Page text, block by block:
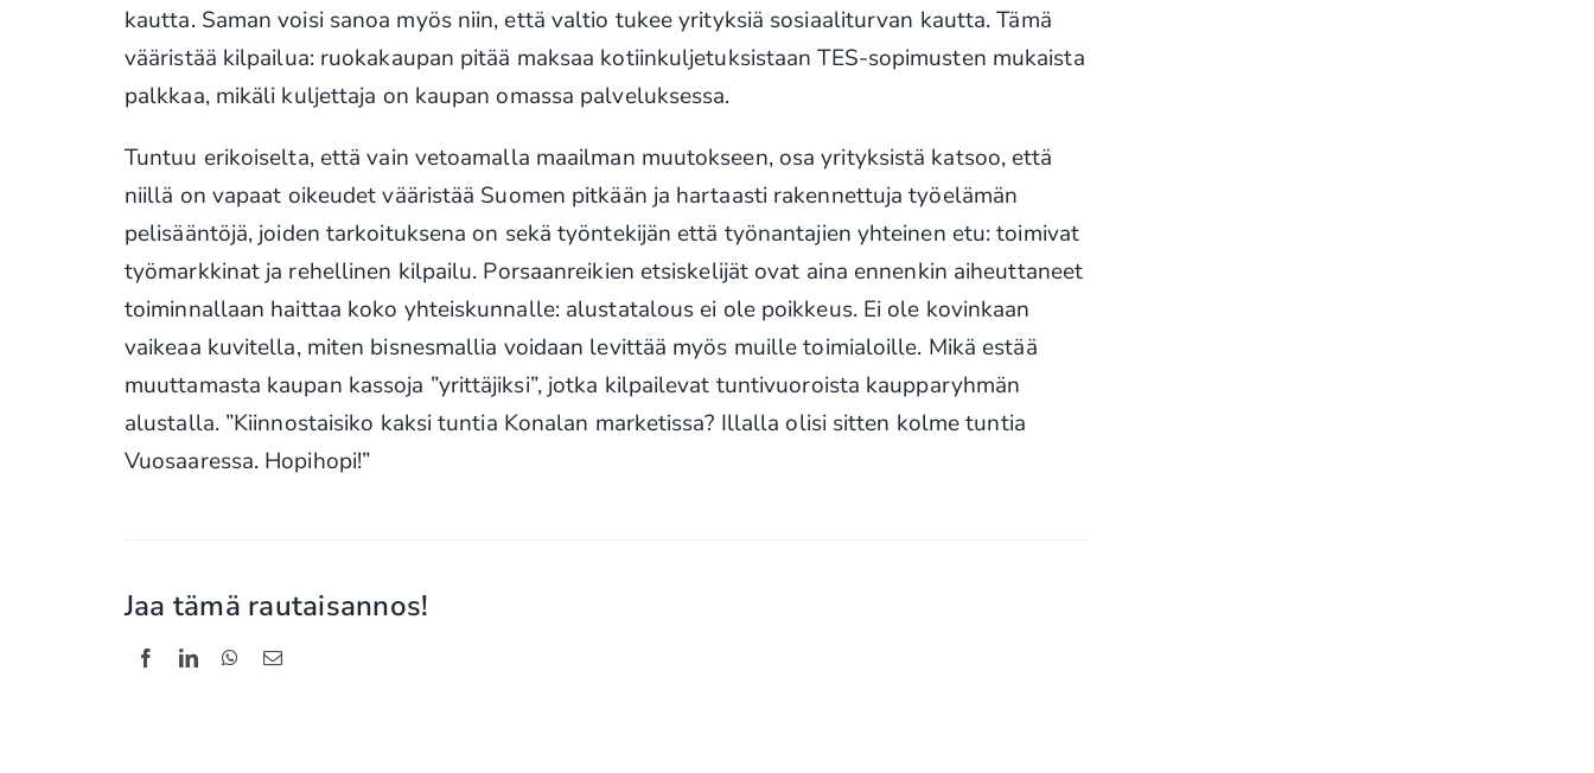
kautta. Saman voisi sanoa myös niin, että valtio tukee yrityksiä sosiaaliturvan kautta. Tämä
vääristää kilpailua: ruokakaupan pitää maksaa kotiinkuljetuksistaan TES-sopimusten mukaista
palkkaa, mikäli kuljettaja on kaupan omassa palveluksessa.
Tuntuu erikoiselta, että vain vetoamalla maailman muutokseen, osa yrityksistä katsoo, että
niillä on vapaat oikeudet vääristää Suomen pitkään ja hartaasti rakennettuja työelämän
pelisääntöjä, joiden tarkoituksena on sekä työntekijän että työnantajien yhteinen etu: toimivat
työmarkkinat ja rehellinen kilpailu. Porsaanreikien etsiskelijät ovat aina ennenkin aiheuttaneet
toiminnallaan haittaa koko yhteiskunnalle: alustatalous ei ole poikkeus. Ei ole kovinkaan
vaikeaa kuvitella, miten bisnesmallia voidaan levittää myös muille toimialoille. Mikä estää
muuttamasta kaupan kassoja ”yrittäjiksi”, jotka kilpailevat tuntivuoroista kaupparyhmän
alustalla. ”Kiinnostaisiko kaksi tuntia Konalan marketissa? Illalla olisi sitten kolme tuntia
Vuosaaressa. Hopihopi!”
Jaa tämä rautaisannos!